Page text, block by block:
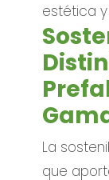
estética
La
que